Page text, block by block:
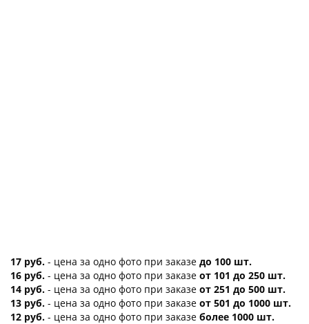
17 руб. - цена за одно фото при заказе до 100 шт.
16 руб. - цена за одно фото при заказе от 101 до 250 шт.
14 руб. - цена за одно фото при заказе от 251 до 500 шт.
13 руб. - цена за одно фото при заказе от 501 до 1000 шт.
12 руб. - цена за одно фото при заказе более 1000 шт.